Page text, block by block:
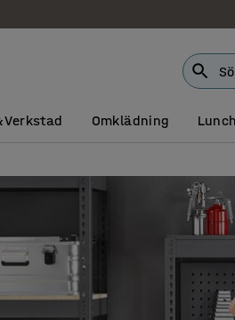
Verkstad Omklädning